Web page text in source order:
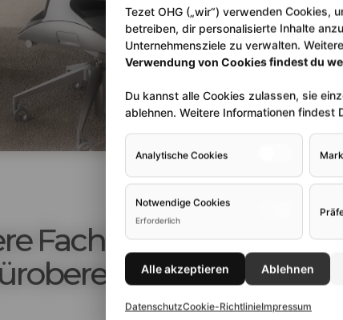
Fachhandelspartner
Tezet OHG („wir“) verwenden Cookies,
betreiben, dir personalisierte Inhalte
Unternehmensziele zu verwalten.
Verwendung von Cookies findest du
Du kannst alle Cookies zulassen, sie
ablehnen. Weitere Informationen findest
Analytische Cookies
Notwendige Cookies
Erforderlich
Alle akzeptieren Ablehnen
DatenschutzCookie-RichtlinieImpressum